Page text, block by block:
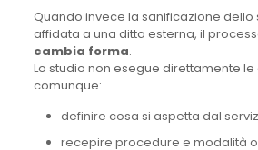
Quando invece la sanificazione dello
affidata a una ditta esterna, il
cambia forma.
Lo studio non esegue direttamente
comunque:
definire cosa si aspetta dal
recepire procedure e modalità